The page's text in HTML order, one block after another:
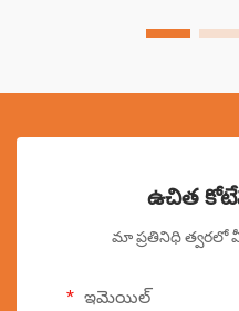
ఉచిత
మా ప్రతినిధి త్వరలో
ఇమెయిల్